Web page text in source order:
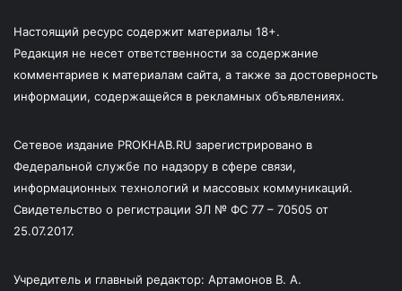
Настоящий ресурс содержит материалы 18+.
Редакция не несет ответственности за содержание
комментариев к материалам сайта, а также за достоверность
информации, содержащейся в рекламных объявлениях.
Сетевое издание PROKHAB.RU зарегистрировано в
Федеральной службе по надзору в сфере связи,
информационных технологий и массовых коммуникаций.
Свидетельство о регистрации ЭЛ № ФС 77 – 70505 от
25.07.2017.
Учредитель и главный редактор: Артамонов В. А.